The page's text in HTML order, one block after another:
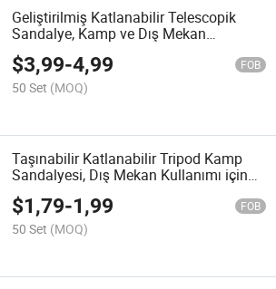
Geliştirilmiş Katlanabilir Telescopik
Sandalye, Kamp ve Dış Mekan
Kullanımı için Taşıma Çantası ile
$3,99-4,99 FOB
50 Set (MOQ)
Taşınabilir Katlanabilir Tripod Kamp
Sandalyesi, Dış Mekan Kullanımı için
Kaymaz Ayaklarla
$1,79-1,99 FOB
50 Set (MOQ)